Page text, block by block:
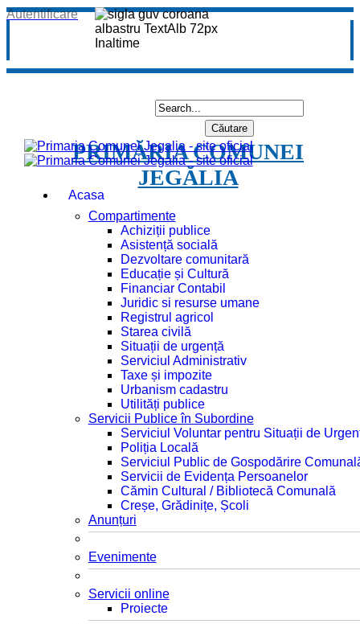
Autentificare
PRIMĂRIA COMUNEI
JEGĂLIA
Acasa
Compartimente
Achiziții publice
Asistență socială
Dezvoltare comunitară
Educație și Cultură
Financiar Contabil
Juridic si resurse umane
Registrul agricol
Starea civilă
Situații de urgență
Serviciul Administrativ
Taxe și impozite
Urbanism cadastru
Utilități publice
Servicii Publice în Subordine
Serviciul Voluntar pentru Situații de
Poliția Locală
Serviciul Public de Gospodărire
Servicii de Evidența Persoanelor
Cămin Cultural / Bibliotecă Comunală
Creșe, Grădinițe, Școli
Anunțuri
Evenimente
Servicii online
Proiecte